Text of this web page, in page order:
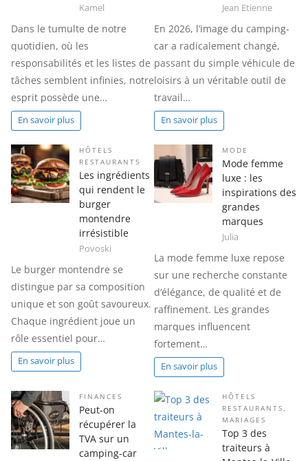
Kamel
Dans le tumulte de notre
quotidien, où les
responsabilités et les listes de
tâches semblent infinies, notre
esprit possède une…
En savoir plus
Jean Etienne
En 2026, l’image du camping-
car a radicalement changé,
passant du simple véhicule de
loisirs à un véritable outil de
travail…
En savoir plus
HÔTELS
RESTAURANTS
Les ingrédients
qui rendent le
burger
montendre
irrésistible
Povoski
Le burger montendre se
distingue par sa composition
unique et son goût savoureux.
Chaque ingrédient joue un
rôle essentiel pour…
En savoir plus
MODE
Mode femme
luxe : les
inspirations des
grandes
marques
Julia
La mode femme luxe repose
sur une recherche constante
d’élégance, de qualité et de
raffinement. Les grandes
marques influencent
fortement…
En savoir plus
FINANCES
Peut-on
récupérer la
TVA sur un
camping-car
HÔTELS
RESTAURANTS,
MARIAGES
Top 3 des
traiteurs à